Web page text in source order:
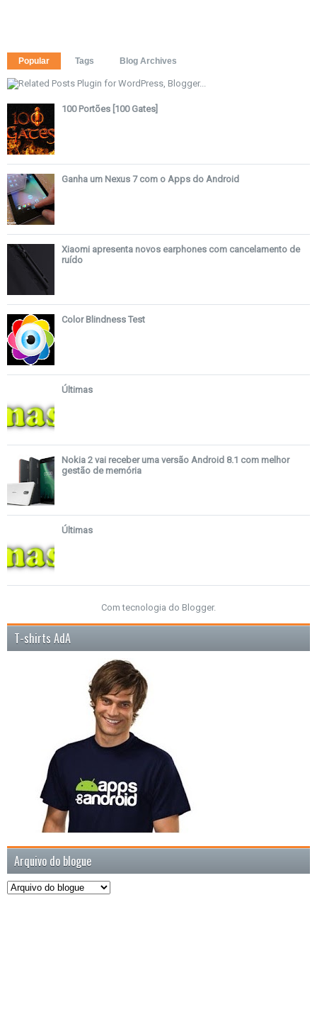
Popular Tags Blog Archives
100 Portões [100 Gates]
Ganha um Nexus 7 com o Apps do Android
Xiaomi apresenta novos earphones com cancelamento de
ruído
Color Blindness Test
Últimas
Nokia 2 vai receber uma versão Android 8.1 com melhor
gestão de memória
Últimas
Com tecnologia do Blogger.
T-shirts AdA
Arquivo do blogue